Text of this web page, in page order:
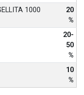
1000
20
%
20-
50
%
10
%